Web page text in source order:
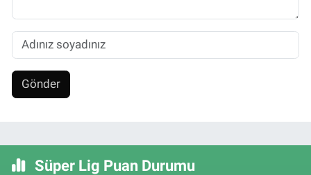
Gönder
Süper Lig Puan Durumu